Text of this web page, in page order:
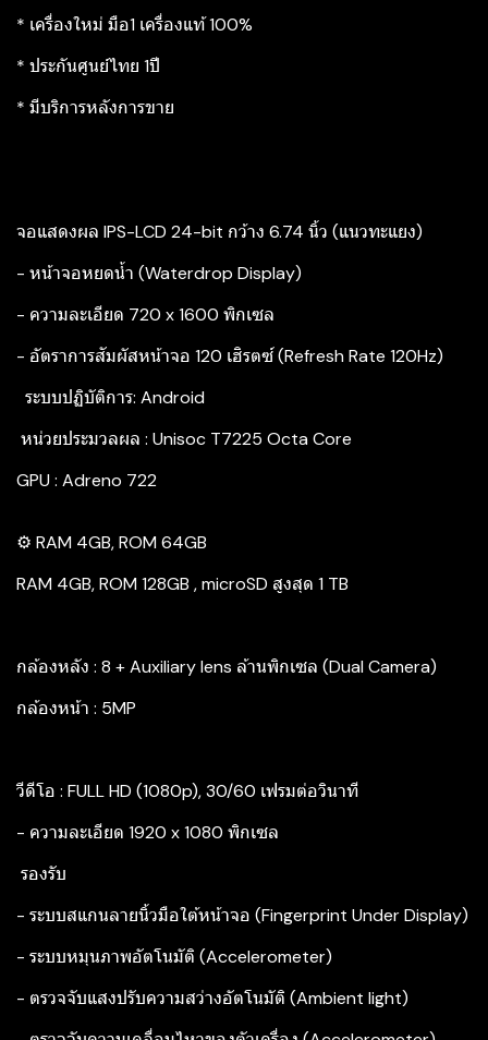
* เครื่องใหม่ มือ1 เครื่องแท้ 100%
* ประกันศูนย์ไทย 1ปี
* มีบริการหลังการขาย
จอแสดงผล IPS-LCD 24-bit กว้าง 6.74 นิ้ว (แนวทะแยง)
- หน้าจอหยดน้ำ (Waterdrop Display)
- ความละเอียด 720 x 1600 พิกเซล
- อัตราการสัมผัสหน้าจอ 120 เฮิรตซ์ (Refresh Rate 120Hz)
‍ ระบบปฏิบัติการ: Android
หน่วยประมวลผล : Unisoc T7225 Octa Core
GPU : Adreno 722
⚙️ RAM 4GB, ROM 64GB
RAM 4GB, ROM 128GB , microSD สูงสุด 1 TB
กล้องหลัง : 8 + Auxiliary lens ล้านพิกเซล (Dual Camera)
กล้องหน้า : 5MP
วีดีโอ : FULL HD (1080p), 30/60 เฟรมต่อวินาที
- ความละเอียด 1920 x 1080 พิกเซล
รองรับ
- ระบบสแกนลายนิ้วมือใต้หน้าจอ (Fingerprint Under Display)
- ระบบหมุนภาพอัตโนมัติ (Accelerometer)
- ตรวจจับแสงปรับความสว่างอัตโนมัติ (Ambient light)